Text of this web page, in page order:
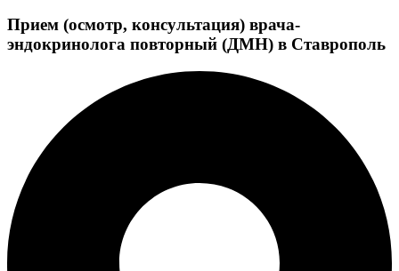
Прием (осмотр, консультация) врача-
эндокринолога повторный (ДМН) в Ставрополь